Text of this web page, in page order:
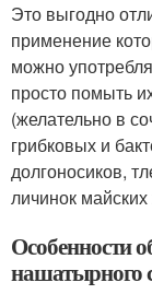
Это выгодно
применение
можно
просто помыть
(желательно в
грибковых и
долгоносиков,
личинок
Особенности
нашатырного